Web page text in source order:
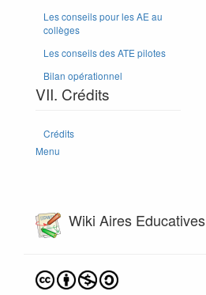
Les conseils pour les AE au
collèges
Les conseils des ATE pilotes
Bilan opérationnel
VII. Crédits
Crédits
Menu
Wiki Aires Educatives